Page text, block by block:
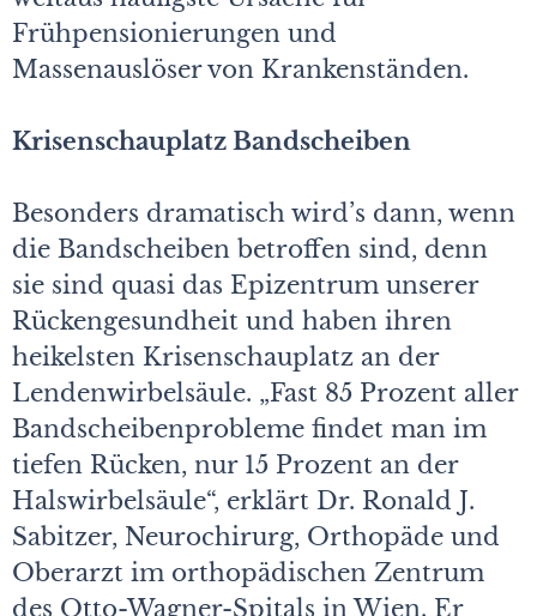
Frühpensionierungen und
Massenauslöser von Krankenständen.
Krisenschauplatz Bandscheiben
Besonders dramatisch wird’s dann, wenn
die Bandscheiben betroffen sind, denn
sie sind quasi das Epizentrum unserer
Rückengesundheit und haben ihren
heikelsten Krisenschauplatz an der
Lendenwirbelsäule. „Fast 85 Prozent aller
Bandscheibenprobleme findet man im
tiefen Rücken, nur 15 Prozent an der
Halswirbelsäule“, erklärt Dr. Ronald J.
Sabitzer, Neurochirurg, Orthopäde und
Oberarzt im orthopädischen Zentrum
des Otto-Wagner-Spitals in Wien. Er